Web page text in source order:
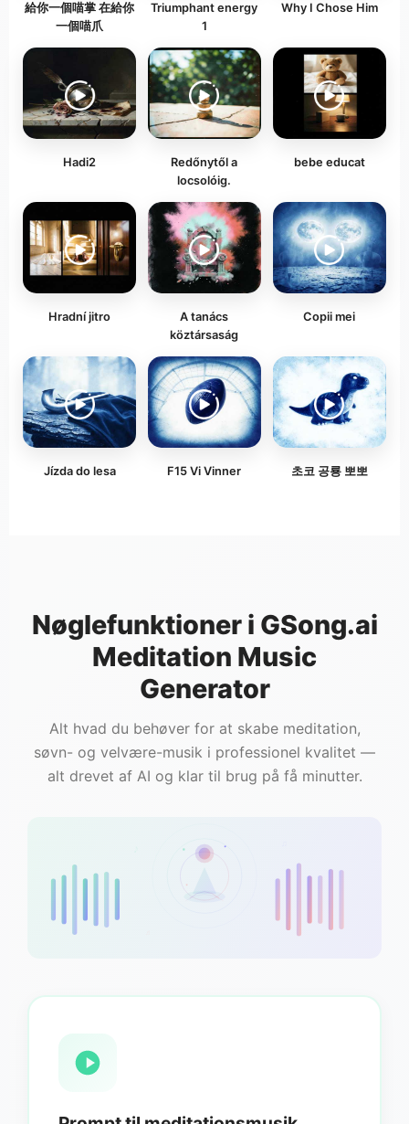
給你一個喵掌 在給你
一個喵爪
Triumphant energy
1
Why I Chose Him
Hadi2
Redőnytől a
locsolóig.
bebe educat
Hradní jitro
A tanács
köztársaság
Copii mei
Jízda do lesa F15 Vi Vinner 초코 공룡 뽀뽀
Nøglefunktioner i GSong.ai
Meditation Music
Generator
Alt hvad du behøver for at skabe meditation,
søvn- og velvære-musik i professionel kvalitet —
alt drevet af AI og klar til brug på få minutter.